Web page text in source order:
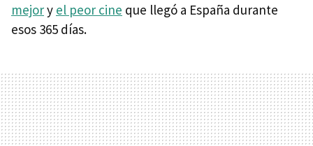
mejory el peor cine que llegó a España durante
esos 365 días.